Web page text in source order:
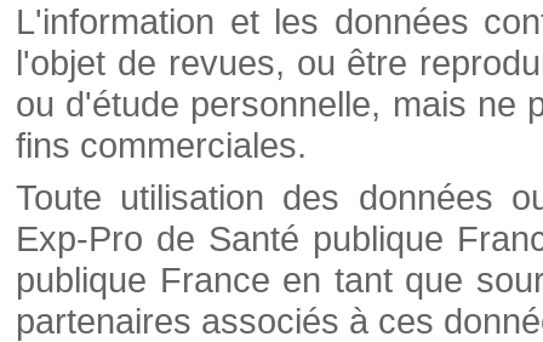
L'information et les données
l'objet de revues, ou être
ou d'étude personnelle, mais ne
fins commerciales.
Toute utilisation des données
Exp-Pro de Santé publique
publique France en tant que
partenaires associés à ces